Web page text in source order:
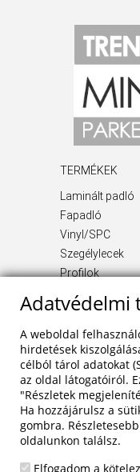
TERMÉKEK
Laminált padló
Fapadló
Vinyl/SPC
Szegélylecek
Profilok
Kiegészítő
Rólunk
Blog
Szolgáltatások
Referenciák
Akciók
Kapcsolat
Adatvédelem
Adatvédelmi
A weboldal
hirdetések
célból tárol adatokat
az oldal látogatóiról.
"Részletek
Ha hozzájárulsz a
gombra.
oldalunkon találsz.
Elfogadom a